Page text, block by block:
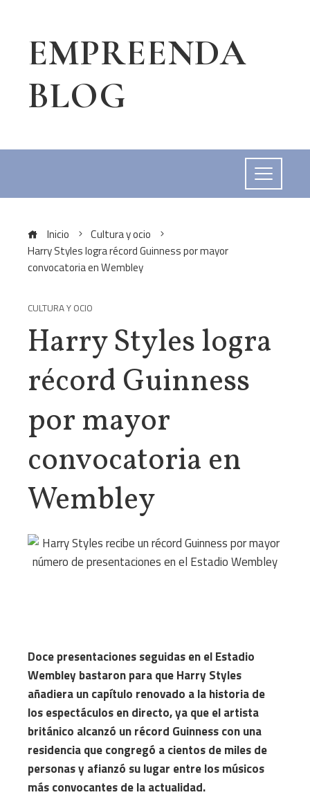
EMPREENDA
BLOG
Inicio
Cultura y ocio
Harry Styles logra récord Guinness por mayor
convocatoria en Wembley
CULTURA Y OCIO
Harry Styles logra
récord Guinness
por mayor
convocatoria en
Wembley
Doce presentaciones seguidas en el Estadio
Wembley bastaron para que Harry Styles
añadiera un capítulo renovado a la historia de
los espectáculos en directo, ya que el artista
británico alcanzó un récord Guinness con una
residencia que congregó a cientos de miles de
personas y afianzó su lugar entre los músicos
más convocantes de la actualidad.